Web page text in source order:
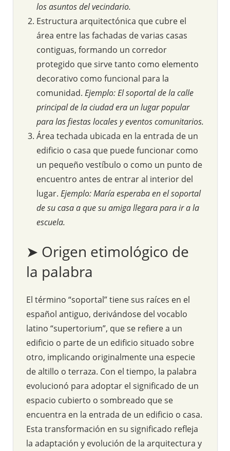
los asuntos del vecindario.
Estructura arquitectónica que cubre el
área entre las fachadas de varias casas
contiguas, formando un corredor
protegido que sirve tanto como elemento
decorativo como funcional para la
comunidad. Ejemplo: El soportal de la calle
principal de la ciudad era un lugar popular
para las fiestas locales y eventos comunitarios.
Área techada ubicada en la entrada de un
edificio o casa que puede funcionar como
un pequeño vestíbulo o como un punto de
encuentro antes de entrar al interior del
lugar. Ejemplo: María esperaba en el soportal
de su casa a que su amiga llegara para ir a la
escuela.
➤ Origen etimológico de
la palabra
El término “soportal” tiene sus raíces en el
español antiguo, derivándose del vocablo
latino “supertorium”, que se refiere a un
edificio o parte de un edificio situado sobre
otro, implicando originalmente una especie
de altillo o terraza. Con el tiempo, la palabra
evolucionó para adoptar el significado de un
espacio cubierto o sombreado que se
encuentra en la entrada de un edificio o casa.
Esta transformación en su significado refleja
la adaptación y evolución de la arquitectura y